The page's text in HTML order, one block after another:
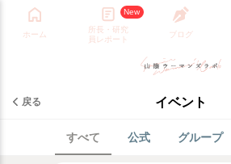
ホーム
New
所長・研究
員レポート
ブログ
戻る イベント
すべて 公式 グループ